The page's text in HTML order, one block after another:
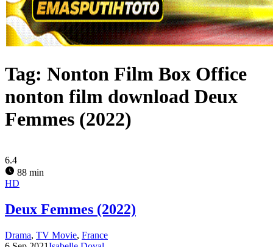
Tag: Nonton Film Box Office
nonton film download Deux
Femmes (2022)
6.4
88 min
HD
Deux Femmes (2022)
Drama, TV Movie, France